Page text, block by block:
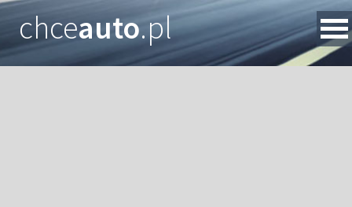
chceauto.pl